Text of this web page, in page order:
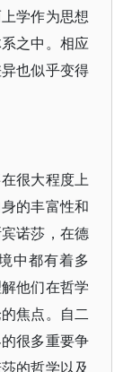
学作为思想
之中。相应
也似乎变得
很大程度上
的丰富性和
诺莎，在德
中都有着多
他们在哲学
焦点。自二
很多重要争
的哲学以及